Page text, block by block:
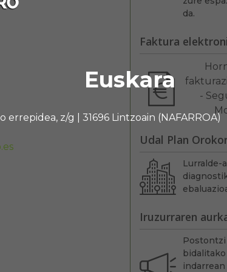
Euskara
errepidea, z/g | 31696 Lintzoain (NAFARROA)
da.
Faktura
-
Udal Plan
Lurralde-
Iruzurraren